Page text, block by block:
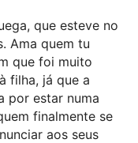
que esteve no
Ama quem tu
que foi muito
filha, já que a
por estar numa
finalmente se
aos seus